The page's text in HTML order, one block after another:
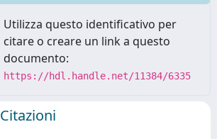
Utilizza questo identificativo per
citare o creare un link a questo
documento:
https://hdl.handle.net/11384/6335
Citazioni